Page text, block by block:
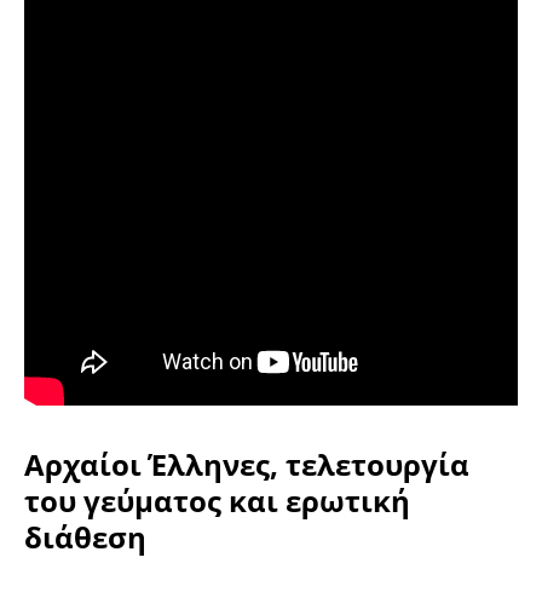
Αρχαίοι Έλληνες, τελετουργία
του γεύματος και ερωτική
διάθεση